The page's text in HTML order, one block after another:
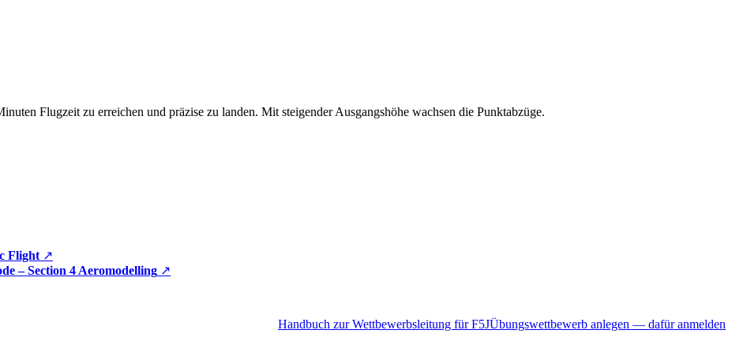
Flugzeit zu erreichen und präzise zu landen. Mit steigender Ausgangshöhe wachsen die Punktabzüge.
Flight ↗
– Section 4 Aeromodelling ↗
Handbuch zur Wettbewerbsleitung für F5JÜbungswettbewerb anlegen — dafür anmelden